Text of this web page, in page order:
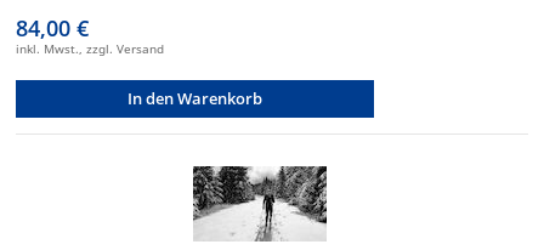
84,00 €
inkl. Mwst., zzgl. Versand
In den Warenkorb